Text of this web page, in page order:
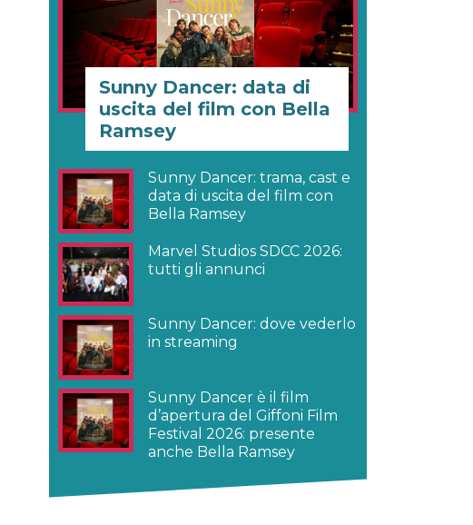
Sunny Dancer: data di
uscita del film con Bella
Ramsey
Sunny Dancer: trama, cast e
data di uscita del film con
Bella Ramsey
Marvel Studios SDCC 2026:
tutti gli annunci
Sunny Dancer: dove vederlo
in streaming
Sunny Dancer è il film
d’apertura del Giffoni Film
Festival 2026: presente
anche Bella Ramsey